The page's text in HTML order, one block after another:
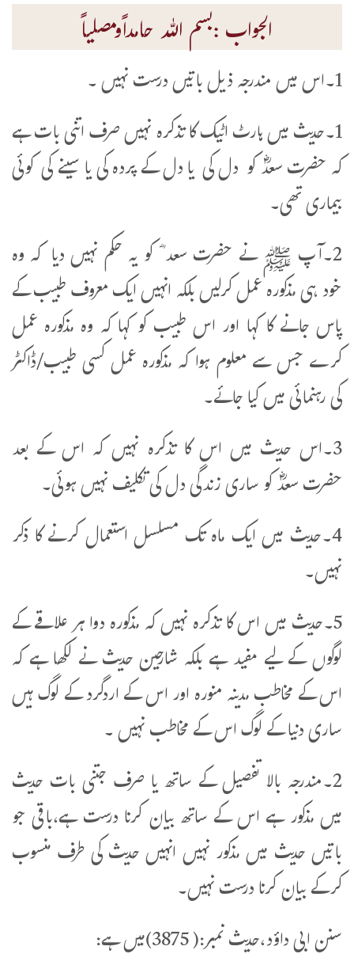
الجواب :بسم اللہ حامداًومصلیاً
1۔اس میں مندرجہ ذیل باتیں درست نہیں ۔
1۔حدیث میں ہارٹ اٹیک کا تذکرہ نہیں صرف اتنی بات ہے
کہ حضرت سعدؓ کو دل کی یا دل کے پردہ کی یا سینے کی کوئی
بیماری تھی۔
2۔آپ ﷺ نے حضرت سعد ؓ کو یہ حکم نہیں دیا کہ وہ
خود ہی مذکورہ عمل کرلیں بلکہ انہیں ایک معروف طبیب کے
پاس جانے کا کہا اور اس طبیب کو کہا کہ وہ مذکورہ عمل
کرے جس سے معلوم ہوا کہ مذکورہ عمل کسی طبیب/ڈاکٹر
کی رہنمائی میں کیا جائے۔
3۔اس حدیث میں اس کا تذکرہ نہیں کہ اس کے بعد
حضرت سعدؓ کو ساری زندگی دل کی تکلیف نہیں ہوئی۔
4۔حدیث میں ایک ماہ تک مسلسل استعمال کرنے کا ذکر
نہیں۔
5۔حدیث میں اس کا تذکرہ نہیں کہ مذکورہ دوا ہر علاقے کے
لوگوں کے لیے مفید ہے بلکہ شارحین حدیث نے لکھا ہے کہ
اس کے مخاطب مدینہ منورہ اور اس کے اردگرد کے لوگ ہیں
ساری دنیا کے لوگ اس کے مخاطب نہیں ۔
2۔مندرجہ بالا تفصیل کے ساتھ یا صرف جتنی بات حدیث
میں مذکور ہے اس کے ساتھ بیان کرنا درست ہے،باقی جو
باتیں حدیث میں مذکور نہیں انہیں حدیث کی طرف منسوب
کرکے بیان کرنا درست نہیں۔
سنن ابی داؤد،حدیث نمبر:( 3875)میں ہے: